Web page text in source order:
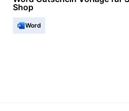
Shop
Word